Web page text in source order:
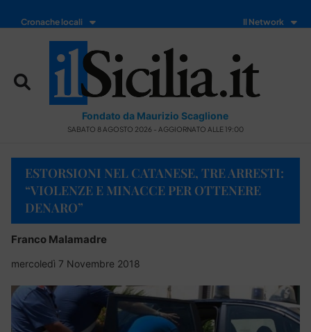
Cronache locali Il Network
Fondato da Maurizio Scaglione
SABATO 8 AGOSTO 2026 - AGGIORNATO ALLE 19:00
ESTORSIONI NEL CATANESE, TRE ARRESTI:
“VIOLENZE E MINACCE PER OTTENERE
DENARO”
Franco Malamadre
mercoledì 7 Novembre 2018